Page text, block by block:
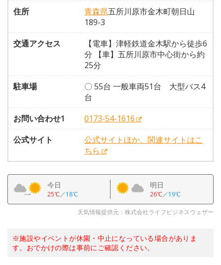
住所
青森県五所川原市金木町朝日山
189-3
交通アクセス
【電車】津軽鉄道金木駅から徒歩6
分 【車】五所川原市中心街から約
25分
駐車場
〇 55台 一般車両51台 大型バス4
台
お問い合わせ1
0173-54-1616
公式サイト
公式サイトほか、関連サイトはこ
ちら
今日
25℃／18℃
明日
26℃／19℃
天気情報提供元：株式会社ライフビジネスウェザー
※施設やイベントが休園・中止になっている場合がありま
す。おでかけの際は事前にご確認ください。